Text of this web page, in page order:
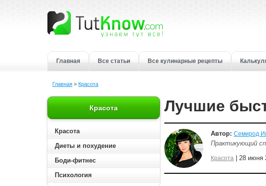
Главная Все статьи Все кулинарные рецепты
Главная » Красота
Красота
Красота
Диеты и похудение
Боди-фитнес
Психология
Лучшие
Автор: Семирод
Практикующий
Красота | 28 июня